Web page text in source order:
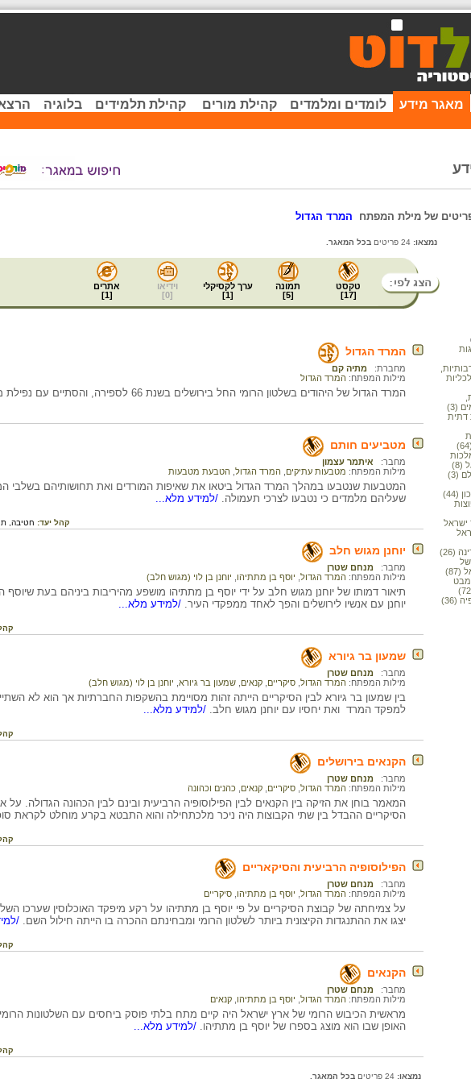
מאגר מידע לומדים ומלמדים קהילת מורים קהילת תלמידים בלוגיה
של מילת המפתח המרד הגדול
נמצאו:
בכל המאגר.
טקסט
[
17
]
תמונה
[
5
]
ערך לקסיקלי
[
1
]
וידיאו
[
0
]
אתרים
[
1
]
(3)
דתית
(8)
(3)
(44)
ישראל
(26)
של
(36)
המרד הגדול
מחברת:
מתיה קם
מילות המפתח: המרד הגדול
המרד הגדול של היהודים בשלטון הרומי החל בירושלים בשנת 66 לספירה, והסתיים עם נפילת מצדה בשנת 73 לספירה.
מטביעים חותם
מחבר:
איתמר עצמון
מילות המפתח: מטבעות עתיקים המרד הגדול הטבעת מטבעות
המטבעות שנטבעו במהלך המרד הגדול ביטאו את שאיפות המורדים ואת תחושותיהם בשלבי
שעליהם מלמדים כי נטבעו לצרכי תעמולה. /למידע מלא...
קהל יעד: חטיבה,
יוחנן מגוש חלב
מחבר:
מנחם שטרן
מילות המפתח: המרד הגדול יוסף בן מתתיהו יוחנן בן לוי (מגוש חלב)
תיאור דמותו של יוחנן מגוש חלב על ידי יוסף בן מתתיהו מושפע מהיריבות ביניהם בעת
יוחנן עם אנשיו לירושלים והפך לאחד ממפקדי העיר. /למידע מלא...
שמעון בר גיורא
מחבר:
מנחם שטרן
מילות המפתח: המרד הגדול סיקריים קנאים שמעון בר גיורא יוחנן בן לוי (מגוש חלב)
בין שמעון בר גיורא לבין הסיקריים הייתה זהות מסויימת בהשקפות החברתיות אך הוא לא
למפקד המרד ואת יחסיו עם יוחנן מגוש חלב. /למידע מלא...
הקנאים בירושלים
מחבר:
מנחם שטרן
מילות המפתח: המרד הגדול סיקריים קנאים כהנים וכהונה
המאמר בוחן את הזיקה בין הקנאים לבין הפילוסופיה הרביעית ובינם לבין הכהונה הגדולה. על
הסיקריים ההבדל בין שתי הקבוצות היה ניכר מלכתחילה והוא התבטא בקרע מוחלט לקראת
הפילוסופיה הרביעית והסיקאריים
מחבר:
מנחם שטרן
מילות המפתח: המרד הגדול יוסף בן מתתיהו סיקריים
יצגו את ההתנגדות הקיצונית ביותר לשלטון הרומי ומבחינתם ההכרה בו הייתה חילול השם. /
הקנאים
מחבר:
מנחם שטרן
מילות המפתח: המרד הגדול יוסף בן מתתיהו קנאים
מראשית הכיבוש הרומי של ארץ ישראל היה קיים מתח בלתי פוסק ביחסים עם השלטונות
האופן שבו הוא מוצג בספרו של יוסף בן מתתיהו. /למידע מלא...
נמצאו:
בכל המאגר.